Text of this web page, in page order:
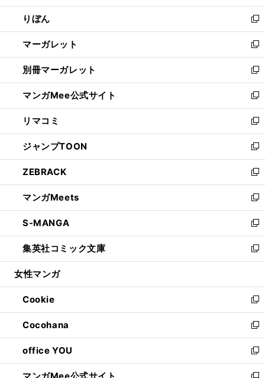
開
く
ウ
で
開
く
ン
ド
ウ
で
開
く
ウ
ィ
ン
ド
ウ
で
開
く
りぼん
新
し
い
ウ
ィ
ン
ド
ウ
で
開
く
マーガレット
新
し
い
ウ
ィ
ン
ド
ウ
で
開
く
別冊マーガレット
新
し
い
ウ
ィ
ン
ド
ウ
で
開
く
マンガMee公式サイト
新
し
い
ウ
ィ
ン
ド
ウ
で
開
く
リマコミ
新
し
い
ウ
ィ
ン
ド
ウ
で
開
く
ジャンプTOON
新
し
い
ウ
ィ
ン
ド
ウ
で
開
ZEBRACK
新
し
い
ウ
ィ
ン
ド
ウ
開
く
マンガMeets
新
し
い
ウ
ィ
ン
ウ
で
開
く
S-MANGA
新
し
い
ウ
ン
ド
ウ
で
開
く
集英社コミック文庫
新
し
ウ
ィ
ン
ド
ウ
で
開
く
女性マンガ
Cookie
新
し
い
ウ
ィ
ン
Cocohana
新
し
い
ウ
office YOU
新
し